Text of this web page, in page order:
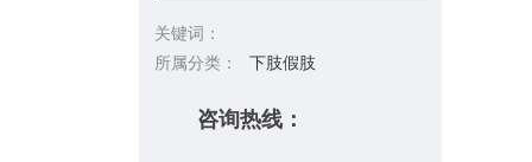
关键词：
所属分类：
下肢假肢
咨询热线：